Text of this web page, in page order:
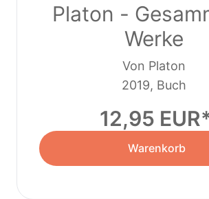
Platon -
Werke
Von Platon
2019, Buch
12,95 EUR
Warenkorb